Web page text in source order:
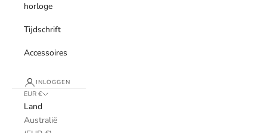
horloge
Tijdschrift
Accessoires
INLOGGEN
EUR €
Land
Australië